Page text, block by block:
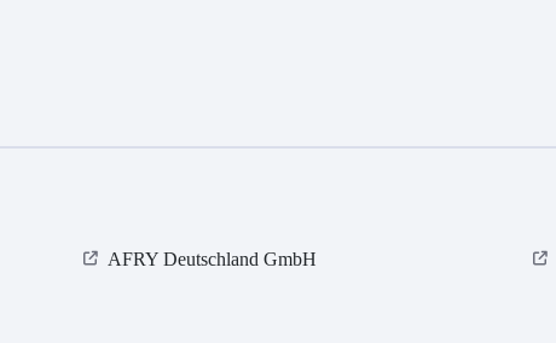
AFRY Deutschland GmbH